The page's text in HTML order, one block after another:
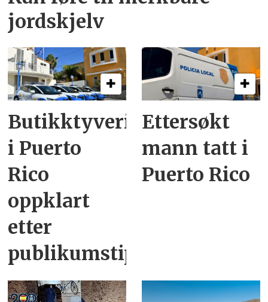
jordskjelv
Butikktyveri
i Puerto
Rico
oppklart
etter
publikumstips
Ettersøkt
mann tatt i
Puerto Rico